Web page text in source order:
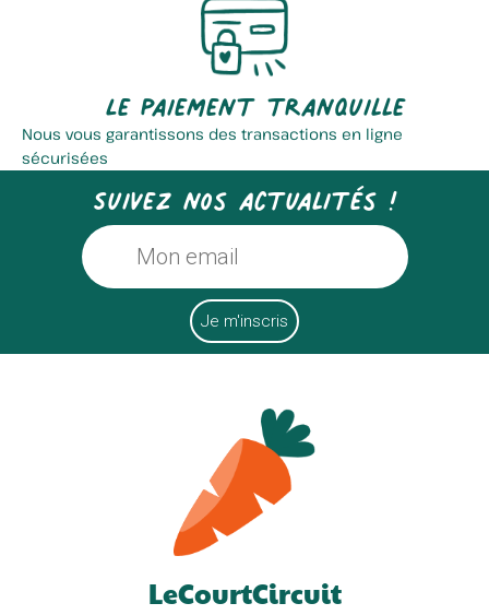
Les Champignons De La Coopérative Collectif Le...
La Savonnerie Des Flandres Ferme De L'aubépine
Le paiement tranquille
Nous vous garantissons des transactions en ligne
sécurisées
Suivez nos actualités !
LeCourtCircuit